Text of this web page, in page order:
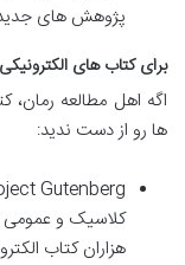
پژوهش های
برای کتاب های
اگه اهل مطالعه
ها رو از دست ندید:
کلاسیک و عمومی
هزاران کتاب